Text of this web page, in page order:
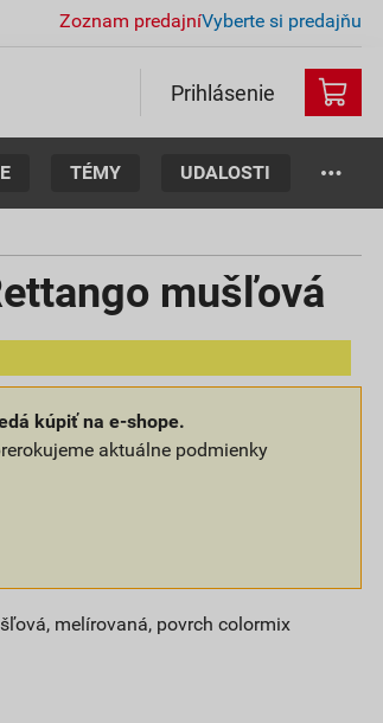
Zoznam predajníVyberte si predajňu
Prihlásenie
TÉMY UDALOSTI
mušľová
kúpiť na e-shope.
aktuálne podmienky
melírovaná, povrch colormix